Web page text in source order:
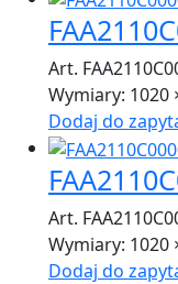
Art.
Wymiary: 1020
Dodaj do
Art.
Wymiary: 1020
Dodaj do